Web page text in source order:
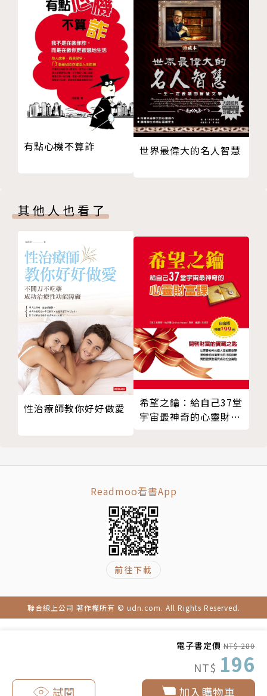
電子書定價 NT$ 280
NT$ 196
加入購物車
試閱
曉明女中、台中女中、台北醫學大學醫學系、陽明大學
公共衛生碩士。
18歲以前唯一的夢想是當醫生，在夢想即將實現時，
卻開始惶恐自己除了當醫生之外什麼都不會，也因為醫
學生時在哈佛醫學院交換期間豐沛的學習經驗，打開了
視野，畢業後為了「想要追求更大舞台」，而選擇出走
台灣，在拿到醫師證書後開始了人生的大冒險。
等。
國中時，從台中的鄉下到台中的市區唸書，被認為是個
庄腳囝仔；高中後漂泊到台北，度過八年的歲月，成為
台北人眼中的鄉下人、台中人眼中的台北人。之後，搬
著兩箱半的行李來到波士頓，被美國朋友笑稱「從世界
的鄉下來的」，從此成為美國社會的局外人、台灣社會
的局內人。
旅美後，於〈換日線CROSSING〉撰寫〔脫下白袍後
的各種可能〕專欄，將她在海外的切身觀察分享給台灣
的讀者，憑藉著「愛台灣」的心，2016年發表＜「愛
台灣，就是畢業了先不要回來。」──現在我明白，這
第十章 那些大江大海的人們哪
第十一章 成功故事的選樣偏差
第三篇 站在語言、文化與價值觀的十字路口
第十二章 出國生活，需要花十倍的力氣
第十三章 英文是能力，不是托福的分數
第十四章 美國社會裡的局外人
第十五章 文化衝突與反文化衝突
第四篇 在地球另一端，從異鄉看家鄉
第十六章 為何有家回不得？
第十七章 小確幸與旅行構成的世界觀
第二十章 永遠記得不卑不亢
─現在我明白，這句話背後的沉重〉之後
有點心機不算詐 世界最偉大的名人智慧
其他人也看了
性治療師教你好好做愛
希望之鑰：給自己37堂
宇宙最神奇的心靈財富
Readmoo看書App
前往下載
聯合線上公司 著作權所有 © udn.com. All Rights Reserved.